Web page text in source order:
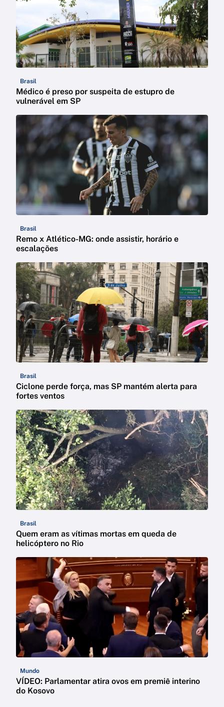
Brasil
Médico é preso por suspeita de estupro de
vulnerável em SP
Brasil
Remo x Atlético-MG: onde assistir, horário e
escalações
Brasil
Ciclone perde força, mas SP mantém alerta para
fortes ventos
Brasil
Quem eram as vítimas mortas em queda de
helicóptero no Rio
Mundo
VÍDEO: Parlamentar atira ovos em premiê interino
do Kosovo